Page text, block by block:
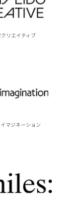
リエイティブ
マジネーション